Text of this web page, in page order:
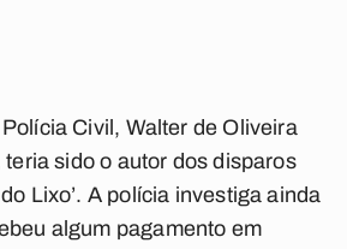
Civil, Walter de Oliveira
sido o autor dos disparos
Lixo’. A polícia investiga ainda
algum pagamento em